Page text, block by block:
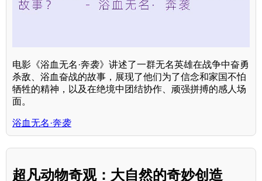
电影《浴血无名·奔袭》讲述了一群无名英雄在战争中奋勇
杀敌、浴血奋战的故事，展现了他们为了信念和家国不怕
牺牲的精神，以及在绝境中团结协作、顽强拼搏的感人场
面。
浴血无名·奔袭
超凡动物奇观：大自然的奇妙创造